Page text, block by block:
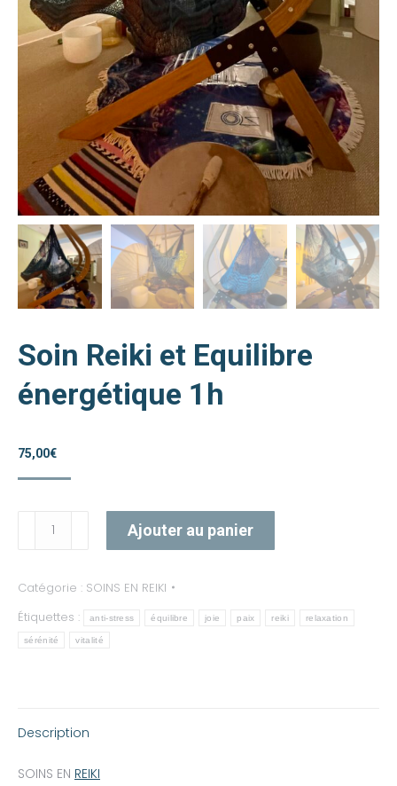
Soin Reiki et Equilibre
énergétique 1h
75,00€
quantité
Equilibre
1h
Ajouter au panier
Catégorie : SOINS EN REIKI
Étiquettes :
anti-stress équilibre joie paix reiki relaxation
sérénité vitalité
Description
SOINS EN REIKI